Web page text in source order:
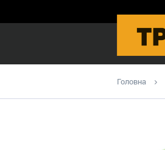
Головна